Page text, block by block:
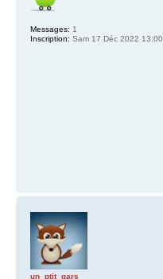
Messages: 1
Inscription: Sam 17 Déc 2022 13:00
un_ptit_gars